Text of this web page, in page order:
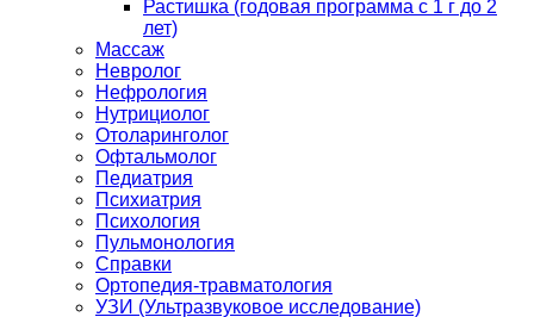
Растишка (годовая программа с 1 г до 2
лет)
Массаж
Невролог
Нефрология
Нутрициолог
Отоларинголог
Офтальмолог
Педиатрия
Психиатрия
Психология
Пульмонология
Справки
Ортопедия-травматология
УЗИ (Ультразвуковое исследование)